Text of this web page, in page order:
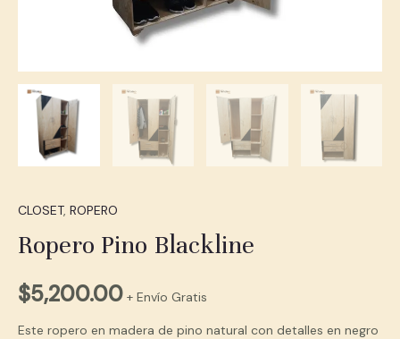
CLOSET, ROPERO
Ropero Pino Blackline
$5,200.00 + Envío Gratis
Este ropero en madera de pino natural con detalles en negro